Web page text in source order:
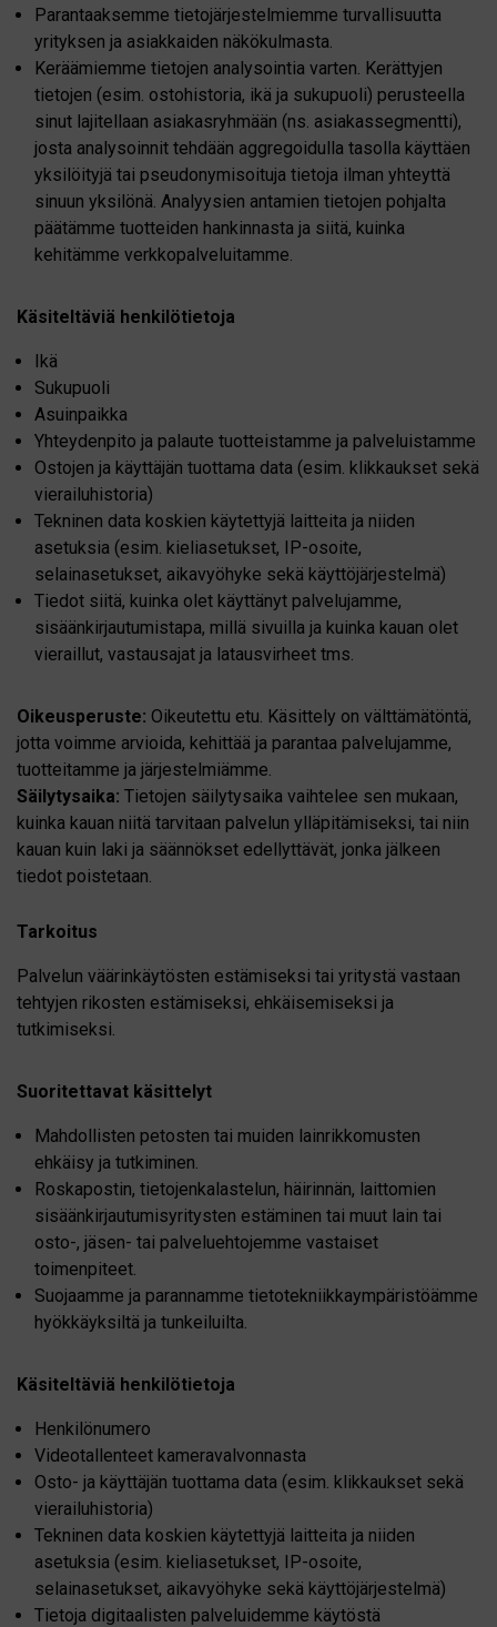
Parantaaksemme tietojärjestelmiemme turvallisuutta
yrityksen ja asiakkaiden näkökulmasta.
Keräämiemme tietojen analysointia varten. Kerättyjen
tietojen (esim. ostohistoria, ikä ja sukupuoli) perusteella
sinut lajitellaan asiakasryhmään (ns. asiakassegmentti),
josta analysoinnit tehdään aggregoidulla tasolla käyttäen
yksilöityjä tai pseudonymisoituja tietoja ilman yhteyttä
sinuun yksilönä. Analyysien antamien tietojen pohjalta
päätämme tuotteiden hankinnasta ja siitä, kuinka
kehitämme verkkopalveluitamme.
Käsiteltäviä henkilötietoja
Ikä
Sukupuoli
Asuinpaikka
Yhteydenpito ja palaute tuotteistamme ja palveluistamme
Ostojen ja käyttäjän tuottama data (esim. klikkaukset sekä
vierailuhistoria)
Tekninen data koskien käytettyjä laitteita ja niiden
asetuksia (esim. kieliasetukset, IP-osoite,
selainasetukset, aikavyöhyke sekä käyttöjärjestelmä)
Tiedot siitä, kuinka olet käyttänyt palvelujamme,
sisäänkirjautumistapa, millä sivuilla ja kuinka kauan olet
vieraillut, vastausajat ja latausvirheet tms.
Oikeusperuste: Oikeutettu etu. Käsittely on välttämätöntä,
jotta voimme arvioida, kehittää ja parantaa palvelujamme,
tuotteitamme ja järjestelmiämme.
Säilytysaika: Tietojen säilytysaika vaihtelee sen mukaan,
kuinka kauan niitä tarvitaan palvelun ylläpitämiseksi, tai niin
kauan kuin laki ja säännökset edellyttävät, jonka jälkeen
tiedot poistetaan.
Tarkoitus
Palvelun väärinkäytösten estämiseksi tai yritystä vastaan
tehtyjen rikosten estämiseksi, ehkäisemiseksi ja
tutkimiseksi.
Suoritettavat käsittelyt
Mahdollisten petosten tai muiden lainrikkomusten
ehkäisy ja tutkiminen.
Roskapostin, tietojenkalastelun, häirinnän, laittomien
sisäänkirjautumisyritysten estäminen tai muut lain tai
osto-, jäsen- tai palveluehtojemme vastaiset
toimenpiteet.
Suojaamme ja parannamme tietotekniikkaympäristöämme
hyökkäyksiltä ja tunkeiluilta.
Käsiteltäviä henkilötietoja
Henkilönumero
Videotallenteet kameravalvonnasta
Osto- ja käyttäjän tuottama data (esim. klikkaukset sekä
vierailuhistoria)
Tekninen data koskien käytettyjä laitteita ja niiden
asetuksia (esim. kieliasetukset, IP-osoite,
selainasetukset, aikavyöhyke sekä käyttöjärjestelmä)
Tietoja digitaalisten palveluidemme käytöstä